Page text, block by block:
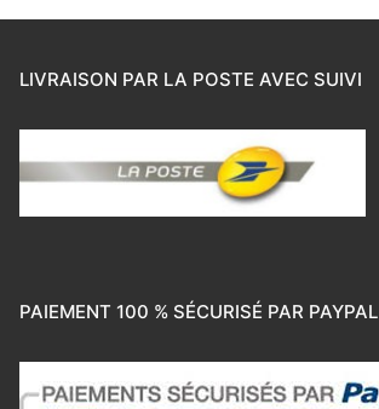
LIVRAISON PAR LA POSTE AVEC SUIVI
PAIEMENT 100 % SÉCURISÉ PAR PAYPAL